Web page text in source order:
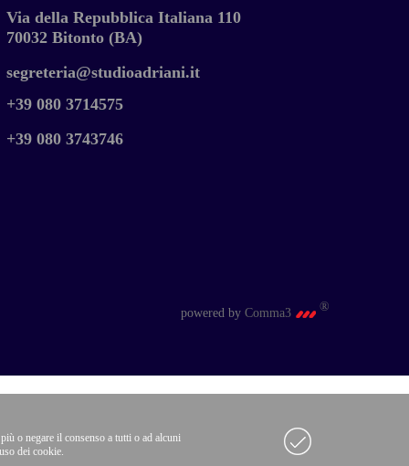
Via della Repubblica Italiana 110
70032 Bitonto (BA)
segreteria@studioadriani.it
+39 080 3714575
+39 080 3743746
powered by Comma3 ®
o negare il consenso a tutti o ad alcuni
dei cookie.